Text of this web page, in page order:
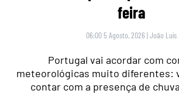
feira
06:00 5 Agosto, 2026 |João Luís
Portugal vai acordar com
meteorológicas muito diferentes:
contar com a presença de